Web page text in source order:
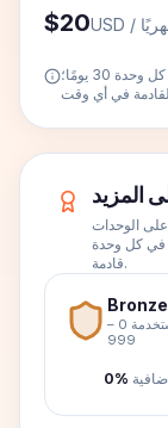
$20USD
يتم الخصم الآن وتُسلَّم وحدة جديدة كل شهر. تعمل كل وحدة 30 يومًا؛
المزيد
الوحدات
في كل وحدة
قادمة.
Bronze
السعة المستخدمة 0 –
999
0%